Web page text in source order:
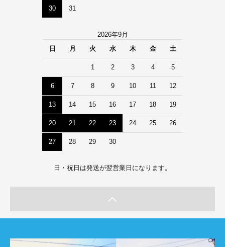
30 31
2026年9月
日
月 火 水 木 金 土
1 2 3 4 5
6 7 8 9 10 11 12
13 14 15 16 17 18 19
20 21 22 23 24 25 26
27 28 29 30
日・祝日は発送が翌営業日になります。